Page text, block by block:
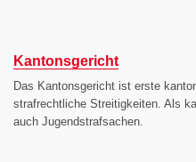
Kantonsgericht
Das Kantonsgericht ist erste
strafrechtliche Streitigkeiten. Als
auch Jugendstrafsachen.